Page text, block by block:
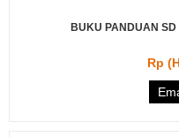
BUKU PANDUAN
Rp